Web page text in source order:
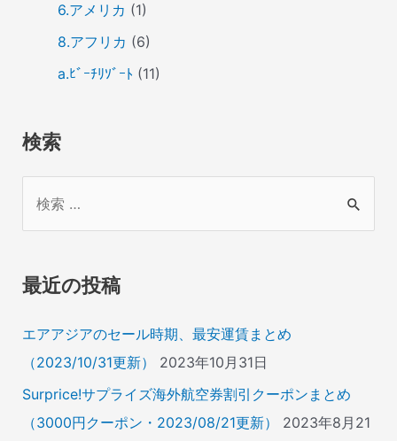
6.アメリカ (1)
8.アフリカ (6)
a.ﾋﾞｰﾁﾘｿﾞｰﾄ (11)
検索
象
最近の投稿
エアアジアのセール時期、最安運賃まとめ
（2023/10/31更新）
2023年10月31日
Surprice!サプライズ海外航空券割引クーポンまとめ
（3000円クーポン・2023/08/21更新）
2023年8月21